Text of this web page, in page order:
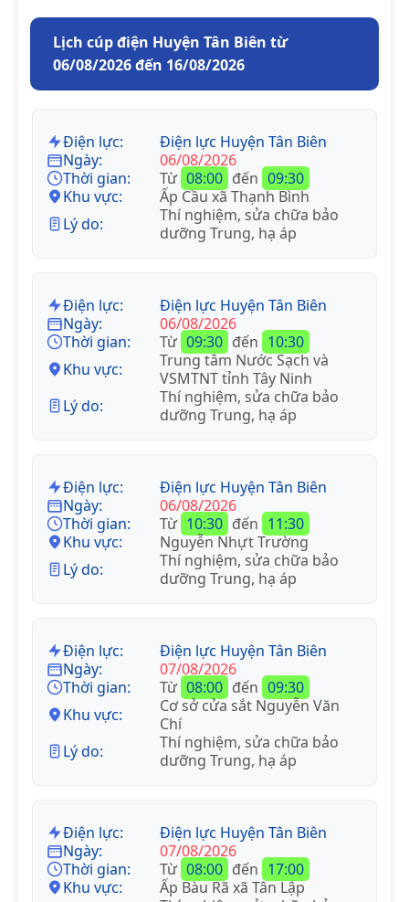
Lịch cúp điện Huyện Tân Biên từ
06/08/2026 đến 16/08/2026
Điện lực:
Điện lực Huyện Tân Biên
Ngày:
06/08/2026
Thời gian:
Từ 08:00 đến 09:30
Khu vực:
Ấp Cầu xã Thạnh Bình
Lý do:
Thí nghiệm, sửa chữa bảo
dưỡng Trung, hạ áp
Điện lực:
Điện lực Huyện Tân Biên
Ngày:
06/08/2026
Thời gian:
Từ 09:30 đến 10:30
Khu vực:
Trung tâm Nước Sạch và
VSMTNT tỉnh Tây Ninh
Lý do:
Thí nghiệm, sửa chữa bảo
dưỡng Trung, hạ áp
Điện lực:
Điện lực Huyện Tân Biên
Ngày:
06/08/2026
Thời gian:
Từ 10:30 đến 11:30
Khu vực:
Nguyễn Nhựt Trường
Lý do:
Thí nghiệm, sửa chữa bảo
dưỡng Trung, hạ áp
Điện lực:
Điện lực Huyện Tân Biên
Ngày:
07/08/2026
Thời gian:
Từ 08:00 đến 09:30
Khu vực:
Cơ sở cửa sắt Nguyễn Văn
Chí
Lý do:
Thí nghiệm, sửa chữa bảo
dưỡng Trung, hạ áp
Điện lực:
Điện lực Huyện Tân Biên
Ngày:
07/08/2026
Thời gian:
Từ 08:00 đến 17:00
Khu vực:
Ấp Bàu Rã xã Tân Lập